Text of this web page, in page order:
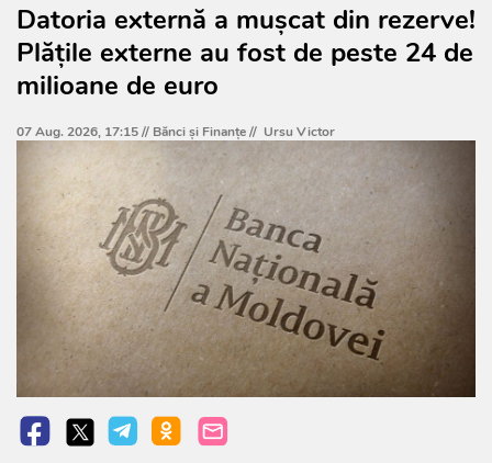
Datoria externă a mușcat din rezerve!
Plățile externe au fost de peste 24 de
milioane de euro
07 Aug. 2026, 17:15 // Bănci şi Finanţe// Ursu Victor